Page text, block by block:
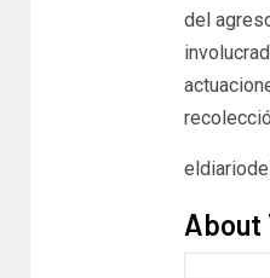
del
About